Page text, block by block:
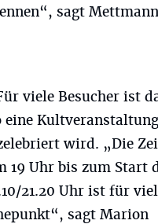
sagt
viele Besucher ist
wird. „Die
19 Uhr bis zum Start
21.20 Uhr ist für
sagt Marion